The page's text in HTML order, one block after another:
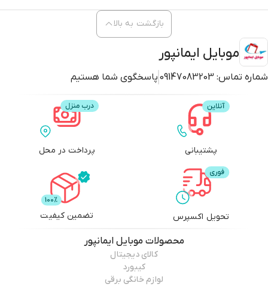
موبایل ایمانپور
شماره تماس: 09147083203 پاسخگوی شما هستیم
بازگشت به بالا
پشتیبانی پرداخت در محل
تحویل اکسپرس تضمین کیفیت
محصولاتموبایل ایمانپور
کالای دیجیتال
کیبورد
لوازم خانگی برقی